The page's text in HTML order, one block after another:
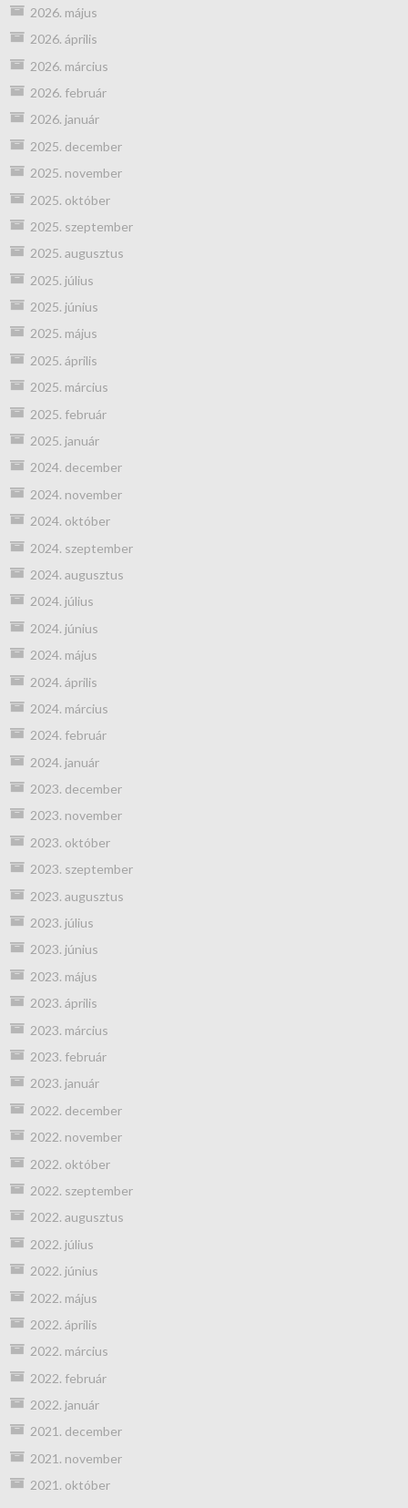
2026. május
2026. április
2026. március
2026. február
2026. január
2025. december
2025. november
2025. október
2025. szeptember
2025. augusztus
2025. július
2025. június
2025. május
2025. április
2025. március
2025. február
2025. január
2024. december
2024. november
2024. október
2024. szeptember
2024. augusztus
2024. július
2024. június
2024. május
2024. április
2024. március
2024. február
2024. január
2023. december
2023. november
2023. október
2023. szeptember
2023. augusztus
2023. július
2023. június
2023. május
2023. április
2023. március
2023. február
2023. január
2022. december
2022. november
2022. október
2022. szeptember
2022. augusztus
2022. július
2022. június
2022. május
2022. április
2022. március
2022. február
2022. január
2021. december
2021. november
2021. október